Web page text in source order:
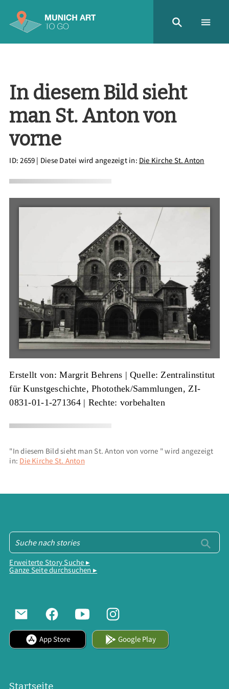
In diesem Bild sieht
man St. Anton von
vorne
ID: 2659 | Diese Datei wird angezeigt in: Die Kirche St. Anton
Erstellt von: Margrit Behrens |Quelle: Zentralinstitut
für Kunstgeschichte, Photothek/Sammlungen, ZI-
0831-01-1-271364| Rechte: vorbehalten
"In diesem Bild sieht man St. Anton von vorne " wird angezeigt
in: Die Kirche St. Anton
Erweiterte Story Suche ▸
Ganze Seite durchsuchen ▸
App Store Google Play
Startseite